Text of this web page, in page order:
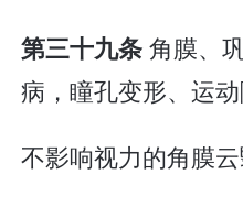
第三十九条角膜、
病，瞳孔变形、运动
不影响视力的角膜云